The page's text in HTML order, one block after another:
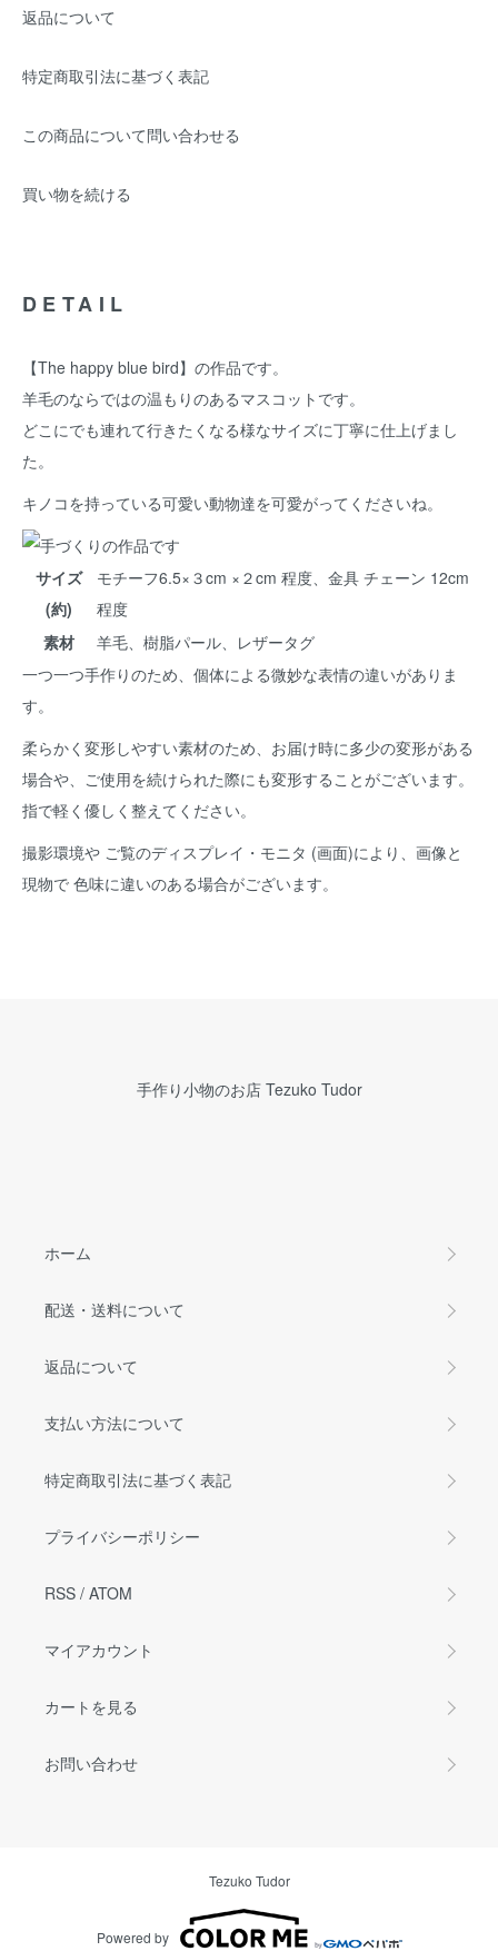
返品について
特定商取引法に基づく表記
この商品について問い合わせる
買い物を続ける
DETAIL
【The happy blue bird】の作品です。
羊毛のならではの温もりのあるマスコットです。
どこにでも連れて行きたくなる様なサイズに丁寧に仕上げまし
た。
キノコを持っている可愛い動物達を可愛がってくださいね。
サイズ
(約)
モチーフ6.5×３cm ×２cm 程度、金具 チェーン 12cm
程度
素材
羊毛、樹脂パール、レザータグ
一つ一つ手作りのため、個体による微妙な表情の違いがありま
す。
柔らかく変形しやすい素材のため、お届け時に多少の変形がある
場合や、ご使用を続けられた際にも変形することがございます。
指で軽く優しく整えてください。
撮影環境や ご覧のディスプレイ・モニタ (画面)により、画像と
現物で 色味に違いのある場合がございます。
手作り小物のお店 Tezuko Tudor
ホーム
配送・送料について
返品について
支払い方法について
特定商取引法に基づく表記
プライバシーポリシー
RSS / ATOM
マイアカウント
カートを見る
お問い合わせ
Tezuko Tudor
Powered by